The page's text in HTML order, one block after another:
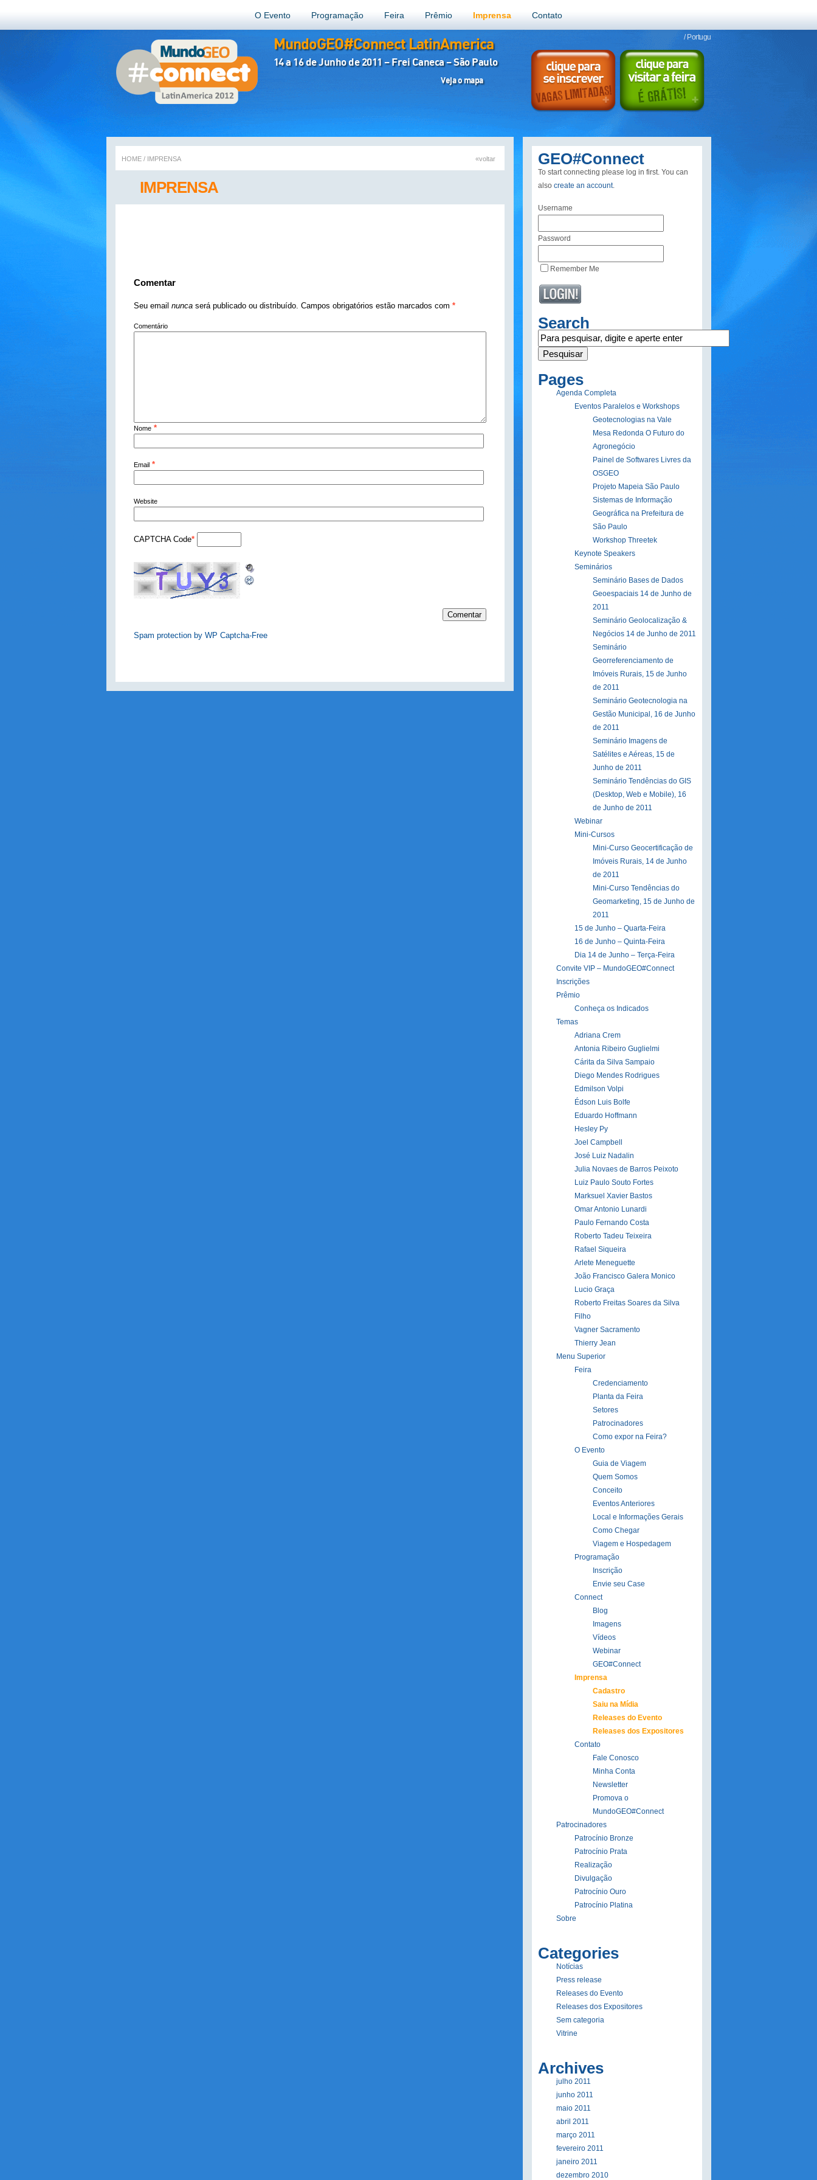
O Evento Programação Feira Prêmio Imprensa Contato
MundoGEO#Connect LatinAmerica
14 a 16 de Junho de 2011 – Frei Caneca – São Paulo
Veja o mapa
/ Portugu
IMPRENSA
HOME/ IMPRENSA «voltar
Comentar
Seu email nuncaserá publicado ou distribuído. Campos obrigatórios estão marcados com *
Comentário
Nome *
Email *
Website
CAPTCHA Code*
Spam protection by WP Captcha-Free
GEO#Connect
To start connecting please log in first. You can
also create an account.
Username
Password
Remember Me
Search
Pages
Agenda Completa
Eventos Paralelos e Workshops
Geotecnologias na Vale
Mesa Redonda O Futuro do
Agronegócio
Painel de Softwares Livres da
OSGEO
Projeto Mapeia São Paulo
Sistemas de Informação
Geográfica na Prefeitura de
São Paulo
Workshop Threetek
Keynote Speakers
Seminários
Seminário Bases de Dados
Geoespaciais 14 de Junho de
2011
Seminário Geolocalização &
Negócios 14 de Junho de 2011
Seminário
Georreferenciamento de
Imóveis Rurais, 15 de Junho
de 2011
Seminário Geotecnologia na
Gestão Municipal, 16 de Junho
de 2011
Seminário Imagens de
Satélites e Aéreas, 15 de
Junho de 2011
Seminário Tendências do GIS
(Desktop, Web e Mobile), 16
de Junho de 2011
Webinar
Mini-Cursos
Mini-Curso Geocertificação de
Imóveis Rurais, 14 de Junho
de 2011
Mini-Curso Tendências do
Geomarketing, 15 de Junho de
2011
15 de Junho – Quarta-Feira
16 de Junho – Quinta-Feira
Dia 14 de Junho – Terça-Feira
Convite VIP – MundoGEO#Connect
Inscrições
Prêmio
Conheça os Indicados
Temas
Adriana Crem
Antonia Ribeiro Guglielmi
Cárita da Silva Sampaio
Diego Mendes Rodrigues
Edmilson Volpi
Édson Luis Bolfe
Eduardo Hoffmann
Hesley Py
Joel Campbell
José Luiz Nadalin
Julia Novaes de Barros Peixoto
Luiz Paulo Souto Fortes
Marksuel Xavier Bastos
Omar Antonio Lunardi
Paulo Fernando Costa
Roberto Tadeu Teixeira
Rafael Siqueira
Arlete Meneguette
João Francisco Galera Monico
Lucio Graça
Roberto Freitas Soares da Silva
Filho
Vagner Sacramento
Thierry Jean
Menu Superior
Feira
Credenciamento
Planta da Feira
Setores
Patrocinadores
Como expor na Feira?
O Evento
Guia de Viagem
Quem Somos
Conceito
Eventos Anteriores
Local e Informações Gerais
Como Chegar
Viagem e Hospedagem
Programação
Inscrição
Envie seu Case
Connect
Blog
Imagens
Vídeos
Webinar
GEO#Connect
Imprensa
Cadastro
Saiu na Mídia
Releases do Evento
Releases dos Expositores
Contato
Fale Conosco
Minha Conta
Newsletter
Promova o
MundoGEO#Connect
Patrocinadores
Patrocínio Bronze
Patrocínio Prata
Realização
Divulgação
Patrocínio Ouro
Patrocínio Platina
Sobre
Categories
Notí­cias
Press release
Releases do Evento
Releases dos Expositores
Sem categoria
Vitrine
Archives
julho 2011
junho 2011
maio 2011
abril 2011
março 2011
fevereiro 2011
janeiro 2011
dezembro 2010